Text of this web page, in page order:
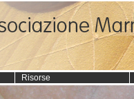
Risorse